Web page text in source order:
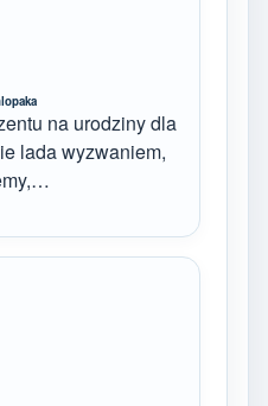
na urodziny dla
lada wyzwaniem,